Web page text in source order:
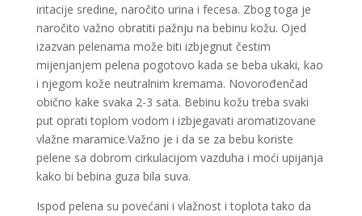
iritacije sredine, naročito urina i fecesa. Zbog toga je
naročito važno obratiti pažnju na bebinu kožu. Ojed
izazvan pelenama može biti izbjegnut čestim
mijenjanjem pelena pogotovo kada se beba ukaki, kao
i njegom kože neutralnim kremama. Novorođenčad
obično kake svaka 2-3 sata. Bebinu kožu treba svaki
put oprati toplom vodom i izbjegavati aromatizovane
vlažne maramice.Važno je i da se za bebu koriste
pelene sa dobrom cirkulacijom vazduha i moći upijanja
kako bi bebina guza bila suva.
Ispod pelena su povećani i vlažnost i toplota tako da